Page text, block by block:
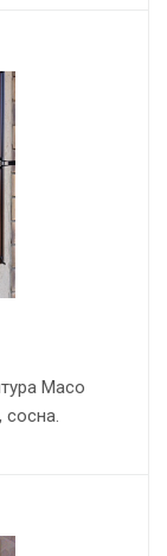
Maco
сосна.